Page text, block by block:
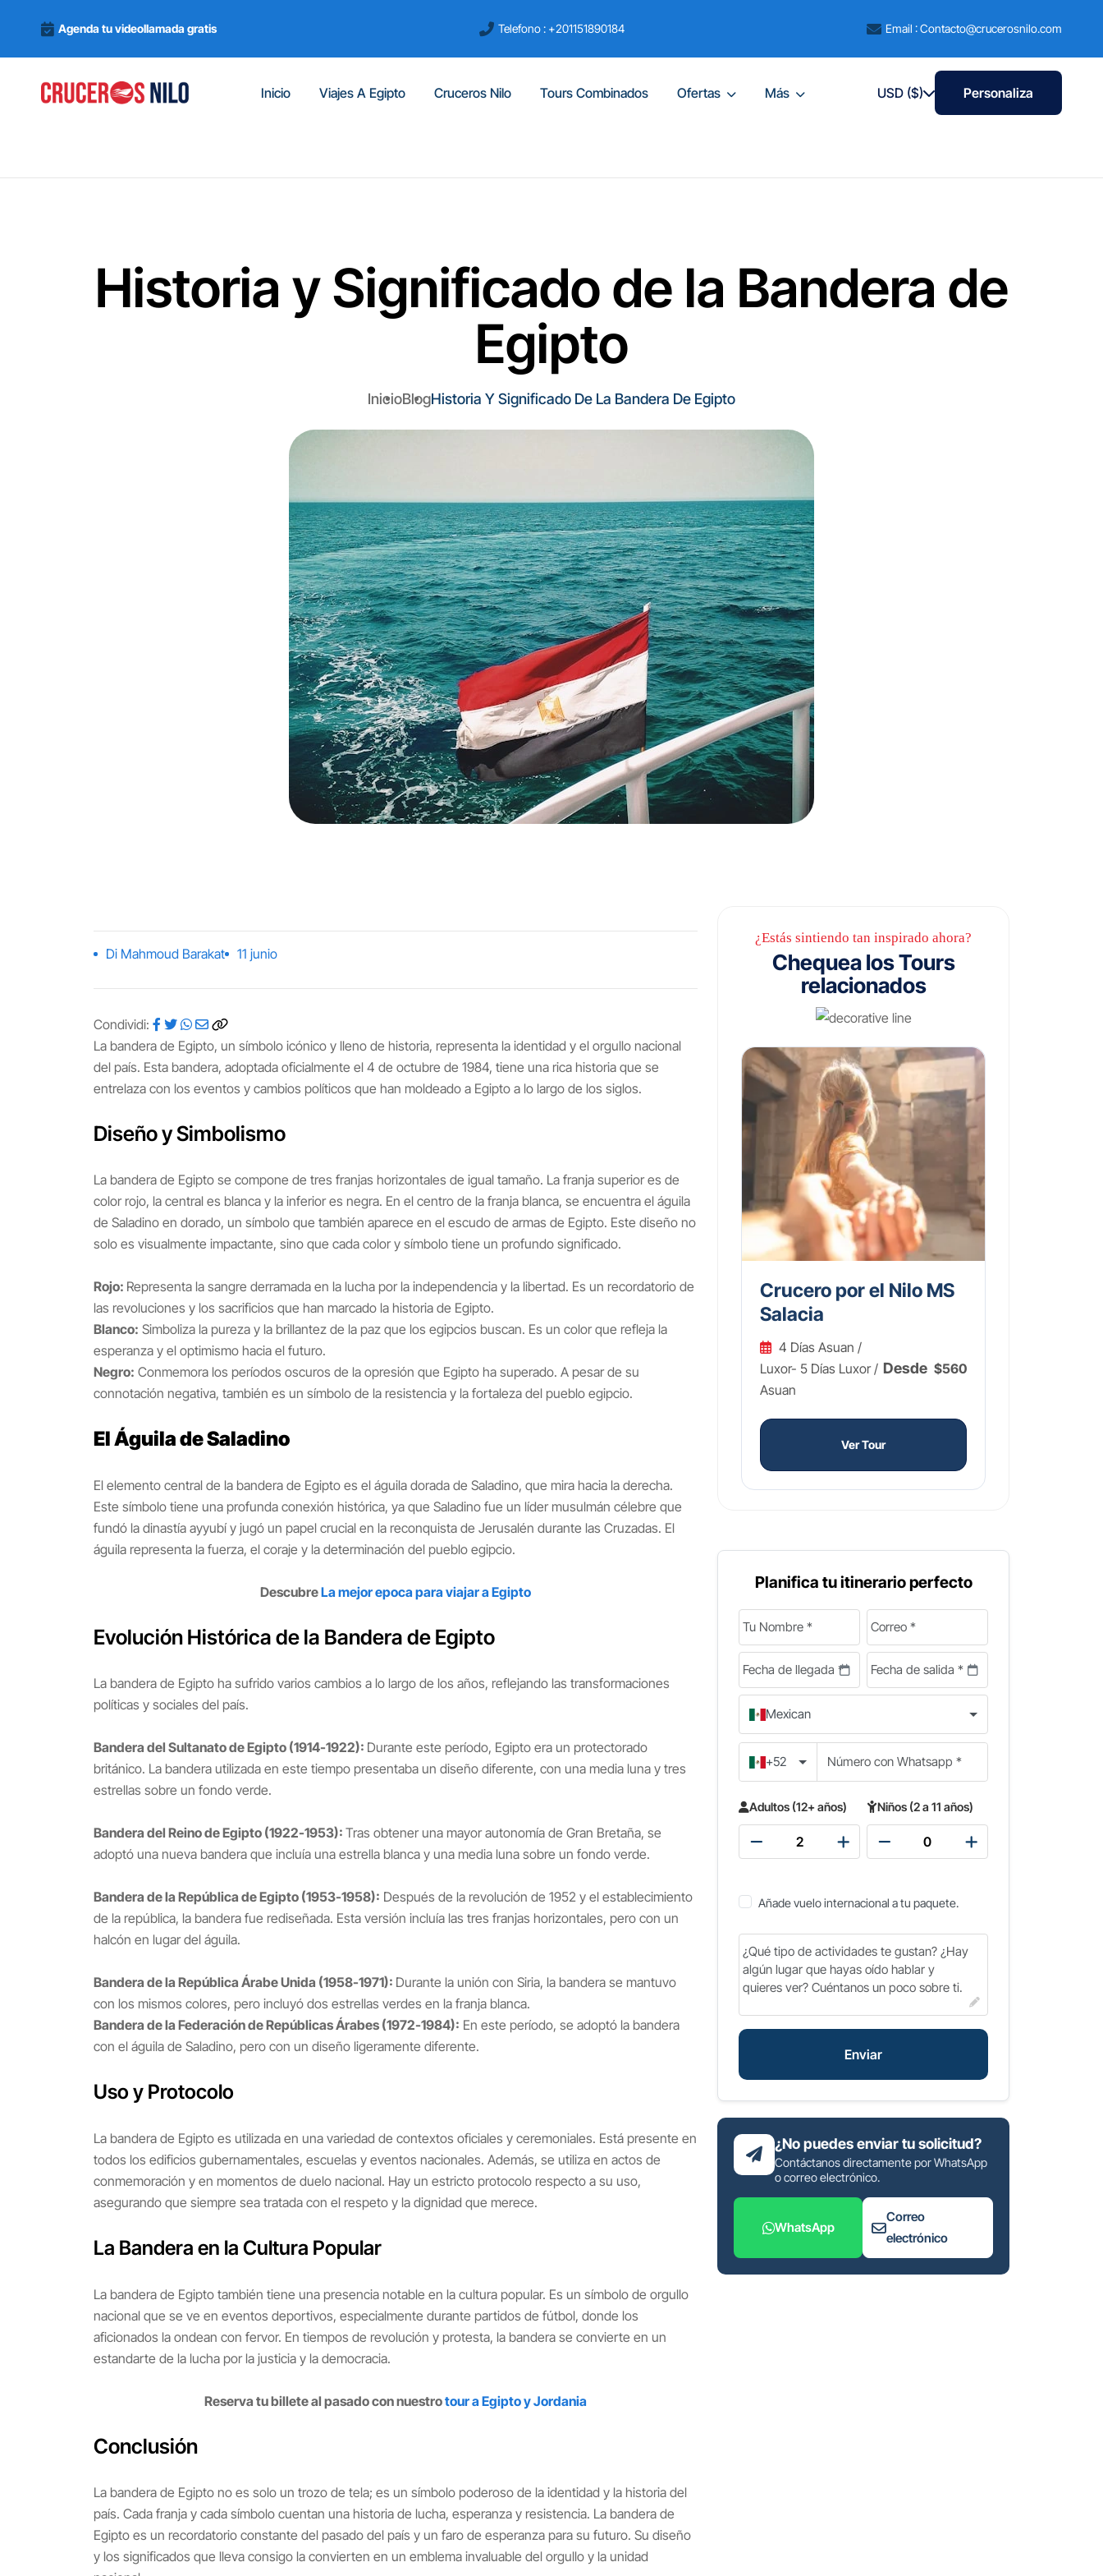
Agenda tu videollamada gratis Telefono : +201151890184 Email : Contacto@crucerosnilo.com
Inicio Viajes A Egipto Cruceros Nilo Tours Combinados Ofertas Más USD ($) Personaliza
Historia y Significado de la Bandera de
Egipto
InicioBlogHistoria Y Significado De La Bandera De Egipto
Di Mahmoud Barakat 11 junio
Condividi:
La bandera de Egipto, un símbolo icónico y lleno de historia, representa la identidad y el orgullo nacional
del país. Esta bandera, adoptada oficialmente el 4 de octubre de 1984, tiene una rica historia que se
entrelaza con los eventos y cambios políticos que han moldeado a Egipto a lo largo de los siglos.
Diseño y Simbolismo
La bandera de Egipto se compone de tres franjas horizontales de igual tamaño. La franja superior es de
color rojo, la central es blanca y la inferior es negra. En el centro de la franja blanca, se encuentra el águila
de Saladino en dorado, un símbolo que también aparece en el escudo de armas de Egipto. Este diseño no
solo es visualmente impactante, sino que cada color y símbolo tiene un profundo significado.
Rojo: Representa la sangre derramada en la lucha por la independencia y la libertad. Es un recordatorio de
las revoluciones y los sacrificios que han marcado la historia de Egipto.
Blanco: Simboliza la pureza y la brillantez de la paz que los egipcios buscan. Es un color que refleja la
esperanza y el optimismo hacia el futuro.
Negro: Conmemora los períodos oscuros de la opresión que Egipto ha superado. A pesar de su
connotación negativa, también es un símbolo de la resistencia y la fortaleza del pueblo egipcio.
El Águila de Saladino
El elemento central de la bandera de Egipto es el águila dorada de Saladino, que mira hacia la derecha.
Este símbolo tiene una profunda conexión histórica, ya que Saladino fue un líder musulmán célebre que
fundó la dinastía ayyubí y jugó un papel crucial en la reconquista de Jerusalén durante las Cruzadas. El
águila representa la fuerza, el coraje y la determinación del pueblo egipcio.
DescubreLa mejor epoca para viajar a Egipto
Evolución Histórica de la Bandera de Egipto
La bandera de Egipto ha sufrido varios cambios a lo largo de los años, reflejando las transformaciones
políticas y sociales del país.
Bandera del Sultanato de Egipto (1914-1922): Durante este período, Egipto era un protectorado
británico. La bandera utilizada en este tiempo presentaba un diseño diferente, con una media luna y tres
estrellas sobre un fondo verde.
Bandera del Reino de Egipto (1922-1953): Tras obtener una mayor autonomía de Gran Bretaña, se
adoptó una nueva bandera que incluía una estrella blanca y una media luna sobre un fondo verde.
Bandera de la República de Egipto (1953-1958): Después de la revolución de 1952 y el establecimiento
de la república, la bandera fue rediseñada. Esta versión incluía las tres franjas horizontales, pero con un
halcón en lugar del águila.
Bandera de la República Árabe Unida (1958-1971): Durante la unión con Siria, la bandera se mantuvo
con los mismos colores, pero incluyó dos estrellas verdes en la franja blanca.
Bandera de la Federación de Repúblicas Árabes (1972-1984): En este período, se adoptó la bandera
con el águila de Saladino, pero con un diseño ligeramente diferente.
Uso y Protocolo
La bandera de Egipto es utilizada en una variedad de contextos oficiales y ceremoniales. Está presente en
todos los edificios gubernamentales, escuelas y eventos nacionales. Además, se utiliza en actos de
conmemoración y en momentos de duelo nacional. Hay un estricto protocolo respecto a su uso,
asegurando que siempre sea tratada con el respeto y la dignidad que merece.
La Bandera en la Cultura Popular
La bandera de Egipto también tiene una presencia notable en la cultura popular. Es un símbolo de orgullo
nacional que se ve en eventos deportivos, especialmente durante partidos de fútbol, donde los
aficionados la ondean con fervor. En tiempos de revolución y protesta, la bandera se convierte en un
estandarte de la lucha por la justicia y la democracia.
Reserva tu billete al pasado con nuestrotour a Egipto y Jordania
Conclusión
La bandera de Egipto no es solo un trozo de tela; es un símbolo poderoso de la identidad y la historia del
país. Cada franja y cada símbolo cuentan una historia de lucha, esperanza y resistencia. La bandera de
Egipto es un recordatorio constante del pasado del país y un faro de esperanza para su futuro. Su diseño
y los significados que lleva consigo la convierten en un emblema invaluable del orgullo y la unidad
¿Estás sintiendo tan inspirado ahora?
Chequea los Tours
relacionados
Crucero por el Nilo MS
Salacia
4 Días Asuan /
Luxor- 5 Días Luxor /
Asuan
Desde $560
Ver Tour
Planifica tu itinerario perfecto
Mexican
+52
Adultos (12+ años) Niños (2 a 11 años)
Añade vuelo internacional a tu paquete.
Enviar
¿No puedes enviar tu solicitud?
Contáctanos directamente por WhatsApp
o correo electrónico.
WhatsApp
Correo
electrónico